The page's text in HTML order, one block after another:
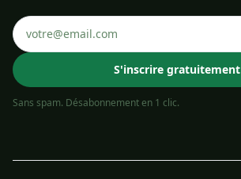
S'inscrire gratuitement
Sans spam. Désabonnement en 1 clic.